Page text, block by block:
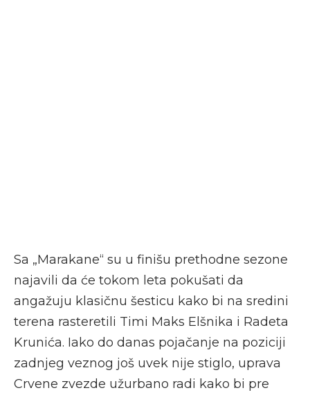
Sa „Marakane“ su u finišu prethodne sezone
najavili da će tokom leta pokušati da
angažuju klasičnu šesticu kako bi na sredini
terena rasteretili Timi Maks Elšnika i Radeta
Krunića. Iako do danas pojačanje na poziciji
zadnjeg veznog još uvek nije stiglo, uprava
Crvene zvezde užurbano radi kako bi pre